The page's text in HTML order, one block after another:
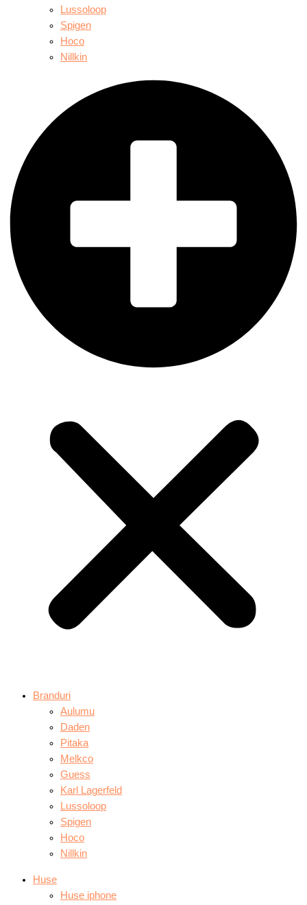
Lussoloop
Spigen
Hoco
Nillkin
Branduri
Aulumu
Daden
Pitaka
Melkco
Guess
Karl Lagerfeld
Lussoloop
Spigen
Hoco
Nillkin
Huse
Huse iphone